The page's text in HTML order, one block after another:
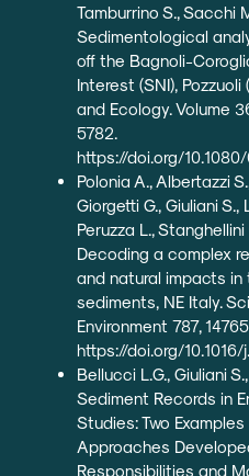
Tamburrino S., Sacchi
Sedimentological
off the Bagnoli-
Interest (SNI),
and Ecology. Volume
5782.
https://doi.org/
Polonia A., Albertazzi
Giorgetti G., Giuliani
Peruzza L.,
Decoding a complex
and natural impacts in
sediments, NE Italy.
Environment 787,
https://doi.org/
Bellucci L.G., Giuliani
Sediment Records in
Studies: Two
Approaches
Responsibilities and